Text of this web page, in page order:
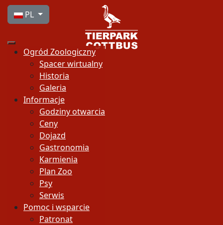
Wybierz swój język
PL
Ogród Zoologiczny
Spacer wirtualny
Historia
Galeria
Informacje
Godziny otwarcia
Ceny
Dojazd
Gastronomia
Karmienia
Plan Zoo
Psy
Serwis
Pomoc i wsparcie
Patronat